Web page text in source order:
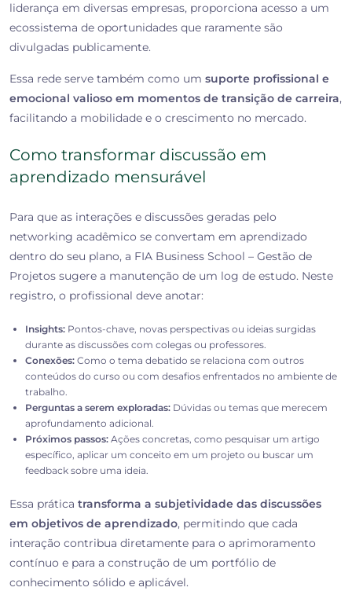
liderança em diversas empresas, proporciona acesso a um
ecossistema de oportunidades que raramente são
divulgadas publicamente.
Essa rede serve também como um suporte profissional e
emocional valioso em momentos de transição de carreira,
facilitando a mobilidade e o crescimento no mercado.
Como transformar discussão em
aprendizado mensurável
Para que as interações e discussões geradas pelo
networking acadêmico se convertam em aprendizado
dentro do seu plano, a FIA Business School – Gestão de
Projetos sugere a manutenção de um log de estudo. Neste
registro, o profissional deve anotar:
Insights: Pontos-chave, novas perspectivas ou ideias surgidas
durante as discussões com colegas ou professores.
Conexões: Como o tema debatido se relaciona com outros
conteúdos do curso ou com desafios enfrentados no ambiente de
trabalho.
Perguntas a serem exploradas: Dúvidas ou temas que merecem
aprofundamento adicional.
Próximos passos: Ações concretas, como pesquisar um artigo
específico, aplicar um conceito em um projeto ou buscar um
feedback sobre uma ideia.
Essa prática transforma a subjetividade das discussões
em objetivos de aprendizado, permitindo que cada
interação contribua diretamente para o aprimoramento
contínuo e para a construção de um portfólio de
conhecimento sólido e aplicável.